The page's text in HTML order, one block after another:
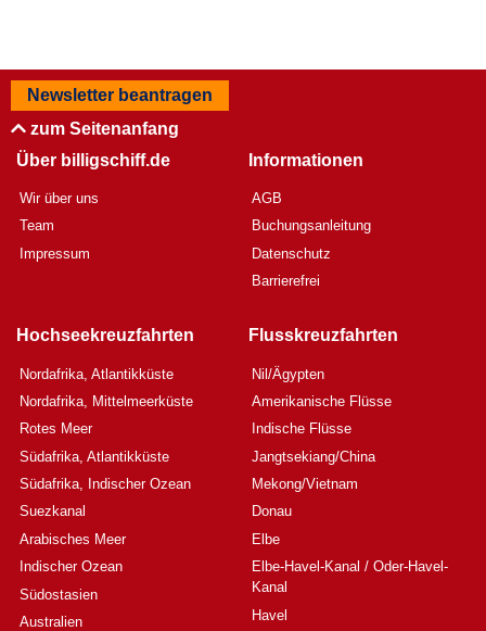
Newsletter beantragen
zum Seitenanfang
Über billigschiff.de
Wir über uns
Team
Impressum
Informationen
AGB
Buchungsanleitung
Datenschutz
Barrierefrei
Hochseekreuzfahrten
Nordafrika, Atlantikküste
Nordafrika, Mittelmeerküste
Rotes Meer
Südafrika, Atlantikküste
Südafrika, Indischer Ozean
Suezkanal
Arabisches Meer
Indischer Ozean
Südostasien
Australien
Flusskreuzfahrten
Nil/Ägypten
Amerikanische Flüsse
Indische Flüsse
Jangtsekiang/China
Mekong/Vietnam
Donau
Elbe
Elbe-Havel-Kanal / Oder-Havel-
Kanal
Havel